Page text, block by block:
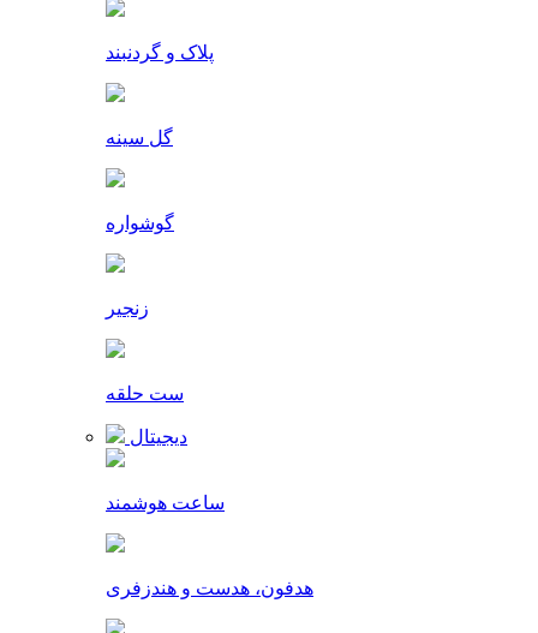
پلاک و گردنبند
گل سینه
گوشواره
زنجیر
ست حلقه
دیجیتال
ساعت هوشمند
هدفون، هدست و هندزفری